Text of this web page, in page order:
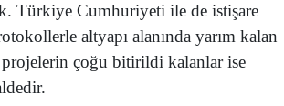
Türkiye Cumhuriyeti ile de istişare
altyapı alanında yarım kalan
çoğu bitirildi kalanlar ise